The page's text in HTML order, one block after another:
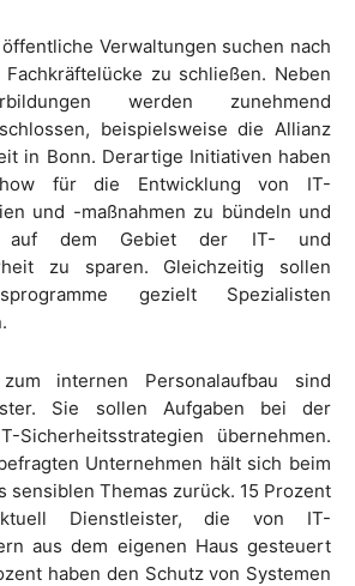
Verwaltungen suchen nach
zu schließen. Neben
werden zunehmend
beispielsweise die Allianz
in Bonn. Derartige Initiativen haben
für die Entwicklung von IT-
und -maßnahmen zu bündeln und
auf dem Gebiet der IT- und
zu sparen. Gleichzeitig sollen
gezielt Spezialisten
internen Personalaufbau sind
Sie sollen Aufgaben bei der
Sicherheitsstrategien übernehmen.
Unternehmen hält sich beim
sensiblen Themas zurück. 15 Prozent
Dienstleister, die von IT-
aus dem eigenen Haus gesteuert
haben den Schutz von Systemen